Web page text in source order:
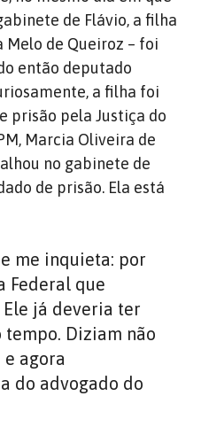
de Flávio, a filha
Melo de Queiroz – foi
então deputado
a filha foi
prisão pela Justiça do
Marcia Oliveira de
no gabinete de
de prisão. Ela está
me inquieta: por
Federal que
já deveria ter
Diziam não
agora
do advogado do